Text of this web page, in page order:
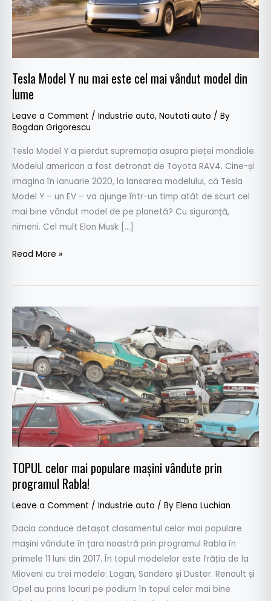
Tesla Model Y nu mai este cel mai vândut model din
lume
Leave a Comment / Industrie auto, Noutati auto / By
Bogdan Grigorescu
Tesla Model Y a pierdut supremația asupra pieței mondiale.
Modelul american a fost detronat de Toyota RAV4. Cine-și
imagina în ianuarie 2020, la lansarea modelului, că Tesla
Model Y – un EV – va ajunge într-un timp atât de scurt cel
mai bine vândut model de pe planetă? Cu siguranță,
nimeni. Cel mult Elon Musk […]
mai
vândut
model
Read More »
TOPUL celor mai populare mașini vândute prin
programul Rabla!
Leave a Comment / Industrie auto / By Elena Luchian
Dacia conduce detașat clasamentul celor mai populare
mașini vândute în țara noastră prin programul Rabla în
primele 11 luni din 2017. În topul modelelor este frăția de la
Mioveni cu trei modele: Logan, Sandero și Duster. Renault și
Opel au prins locuri pe podium în topul celor mai bine
TOPUL
celor
mai
populare
mașini
vândute
prin
programul
Rabla!